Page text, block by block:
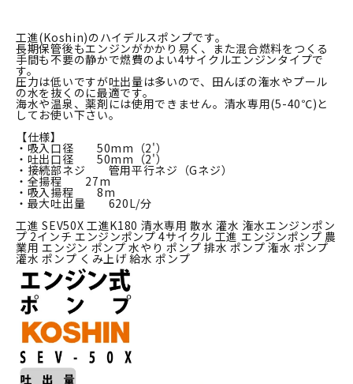
工進(Koshin)のハイデルスポンプです。
長期保管後もエンジンがかかり易く、また混合燃料をつくる
手間も不要の静かで燃費のよい4サイクルエンジンタイプで
す。
圧力は低いですが吐出量は多いので、田んぼの潅水やプール
の水を抜くのに最適です。
海水や温泉、薬剤には使用できません。清水専用(5-40℃)と
してお使い下さい。
【仕様】
・吸入口径 50mm（2'）
・吐出口径 50mm（2'）
・接続部ネジ 管用平行ネジ（Gネジ）
・全揚程 27m
・吸入揚程 8m
・最大吐出量 620L/分
工進 SEV50X 工進K180 清水専用 散水 灌水 潅水エンジンポン
プ 2インチ エンジンポンプ 4サイクル 工進 エンジンポンプ 農
業用 エンジン ポンプ 水やり ポンプ 排水 ポンプ 潅水 ポンプ
灌水 ポンプ くみ上げ 給水 ポンプ